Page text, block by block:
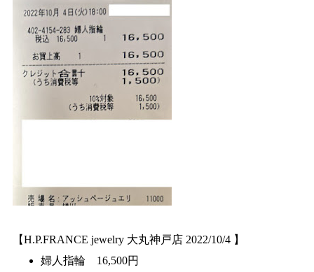
【H.P.FRANCE jewelry 大丸神戸店 2022/10/4 】
婦人指輪 16,500円